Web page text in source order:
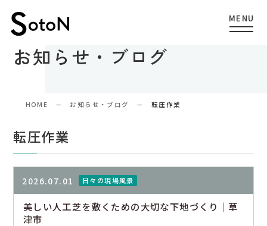
お知らせ・ブログ
HOME お知らせ・ブログ 転圧作業
転圧作業
2026.07.01 日々の現場風景
美しい人工芝を敷くための大切な下地づくり｜草
津市